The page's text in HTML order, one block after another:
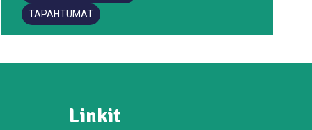
TAPAHTUMAT
Linkit